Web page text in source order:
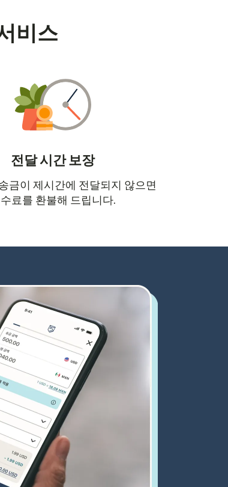
비스
전달 시간 보장
금이 제시간에 전달되지 않으면
료를 환불해 드립니다.